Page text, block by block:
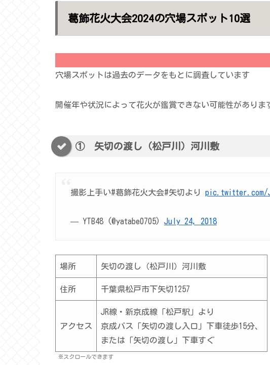
葛飾花火大会2024の穴場スポット10選
穴場スポットは過去のデータをもとに調査しています
開催年や状況によって花火が鑑賞できない可能性がありま
① 矢切の渡し（松戸川）河川敷
撮影上手い#葛飾花火大会#矢切より pic.twitter.com/
— YTB48 (@yatabe0705) July 24, 2018
場所 矢切の渡し（松戸川）河川敷
住所 千葉県松戸市下矢切1257
アクセス
JR線・新京成線「松戸駅」より
京成バス「矢切の渡し入口」下車徒歩15分、
または「矢切の渡し」下車すぐ
※スクロールできます